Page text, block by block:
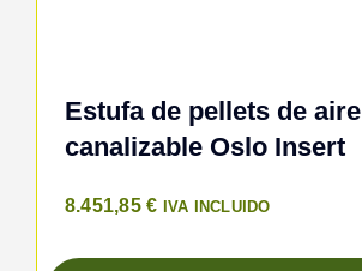
Estufa de pellets de aire
canalizable Oslo Insert
8.451,85€ IVA INCLUIDO